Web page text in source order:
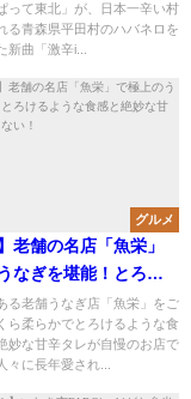
って東北」が、日本一辛い村
る青森県平田村のハバネロを
新曲「激辛i...
グルメ
老舗の名店「魚栄」
なぎを堪能！とろけ
感と絶妙な甘タレが
！
る老舗うなぎ店「魚栄」をご
ら柔らかでとろけるような食
妙な甘辛タレが自慢のお店で
々に長年愛され...